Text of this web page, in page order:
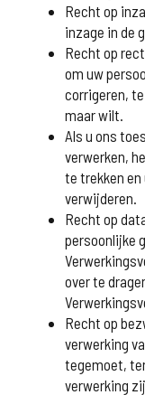
Recht op
inzage in de
Recht op
om uw
corrigeren,
maar wilt.
Als u ons
verwerken,
te trekken
verwijderen.
Recht op
persoonlijke
over te
Recht op
verwerking
tegemoet,
verwerking